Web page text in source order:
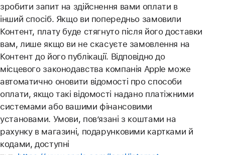
зробити запит на здійснення вами оплати в
інший спосіб. Якщо ви попередньо замовили
Контент, плату буде стягнуто після його доставки
вам, лише якщо ви не скасуєте замовлення на
Контент до його публікації. Відповідно до
місцевого законодавства компанія Apple може
автоматично оновити відомості про способи
оплати, якщо такі відомості надано платіжними
системами або вашими фінансовими
установами. Умови, пов’язані з коштами на
рахунку в магазині, подарунковими картками й
кодами, доступні